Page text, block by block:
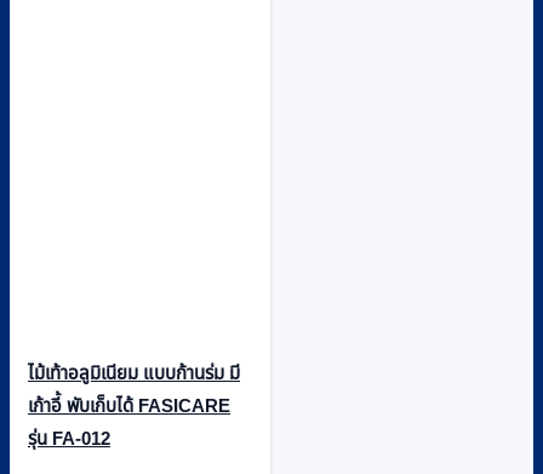
ไม้เท้าอลูมิเนียม แบบก้านร่ม มี
เก้าอี้ พับเก็บได้ FASICARE
รุ่น FA-012